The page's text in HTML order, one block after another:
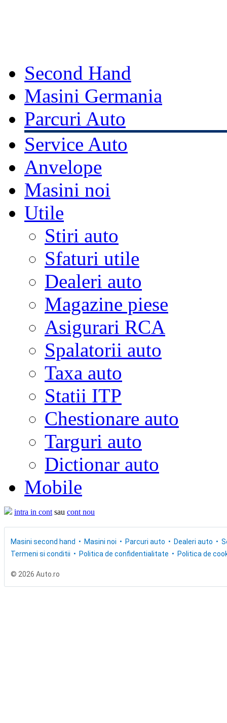
Second Hand
Masini Germania
Parcuri Auto
Service Auto
Anvelope
Masini noi
Utile
Stiri auto
Sfaturi utile
Dealeri auto
Magazine piese
Asigurari RCA
Spalatorii auto
Taxa auto
Statii ITP
Chestionare auto
Targuri auto
Dictionar auto
Mobile
intra in cont sau cont nou
Masini second hand Masini noi Parcuri auto Dealeri auto
Termeni si conditii
Politica de confidentialitate Politica de
© 2026 Auto.ro